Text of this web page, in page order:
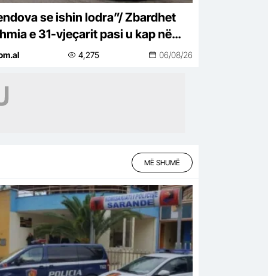
se ishin lodra”/ Zbardhet
e 31-vjeçarit pasi u kap në
me 4 pistoleta Glock në
4,275 06/08/26
MË SHUMË